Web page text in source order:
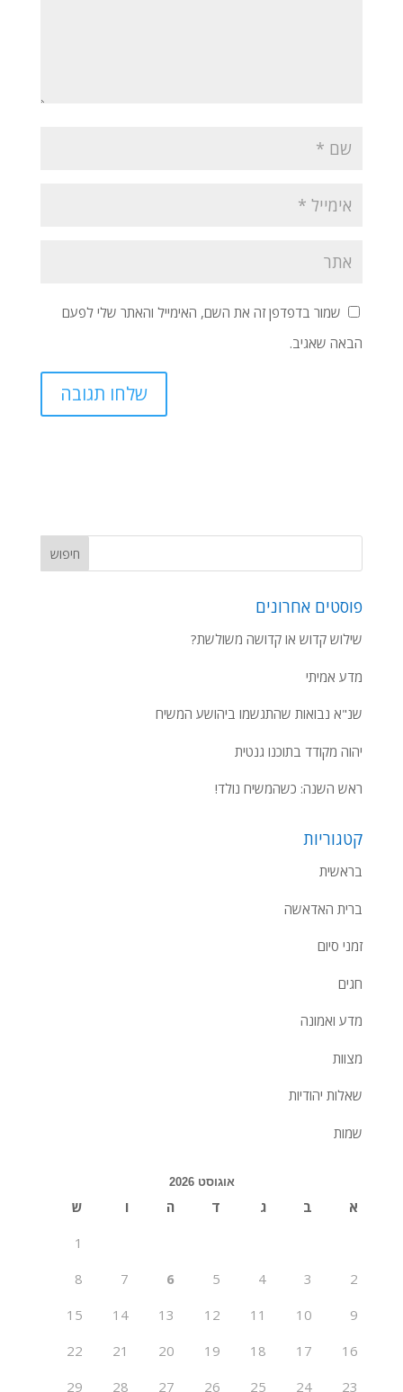
שמור בדפדפן זה את השם, האימייל והאתר שלי לפעם
הבאה שאגיב.
פוסטים אחרונים
שילוש קדוש או קדושה משולשת?
מדע אמיתי
שנ"א נבואות שהתגשמו ביהושע המשיח
יהוה מקודד בתוכנו גנטית
ראש השנה: כשהמשיח נולד!
קטגוריות
בראשית
ברית האדאשה
זמני סיום
חגים
מדע ואמונה
מצוות
שאלות יהודיות
שמות
אוגוסט 2026
א ב ג ד ה ו
ש
1
2
3
4
5
6
7
8
9
10
11
12
13
14
15
16
17
18
19
20
21
22
23
24
25
26
27
28
29